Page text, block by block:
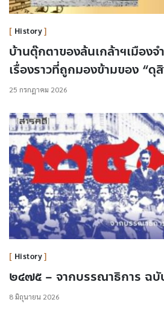
History
บ้านตุ๊กตาของล้นเกล้าฯเมือง
เรื่องราวที่ถูกมองข้ามของ “ดุ
25 กรกฎาคม 2026
History
๒๔๗๕ – จากบรรณาธิการ ฉ
8 มิถุนายน 2026